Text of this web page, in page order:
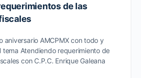
de las
aniversario AMCPMX con todo y
tema Atendiendo requerimiento de
con C.P.C. Enrique Galeana